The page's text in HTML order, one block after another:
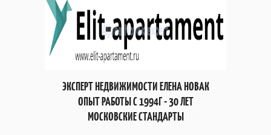
ЭКСПЕРТ НЕДВИЖИМОСТИ ЕЛЕНА НОВАК
ОПЫТ РАБОТЫ С 1994Г - 30 ЛЕТ
МОСКОВСКИЕ СТАНДАРТЫ